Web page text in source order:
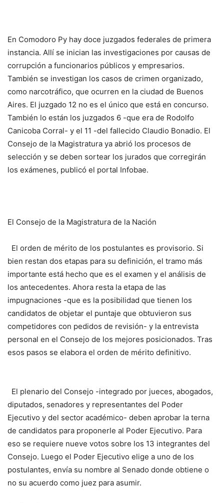
En Comodoro Py hay doce juzgados federales de primera
instancia. Allí se inician las investigaciones por causas de
corrupción a funcionarios públicos y empresarios.
También se investigan los casos de crimen organizado,
como narcotráfico, que ocurren en la ciudad de Buenos
Aires. El juzgado 12 no es el único que está en concurso.
También lo están los juzgados 6 -que era de Rodolfo
Canicoba Corral- y el 11 -del fallecido Claudio Bonadio. El
Consejo de la Magistratura ya abrió los procesos de
selección y se deben sortear los jurados que corregirán
los exámenes, publicó el portal Infobae.
El Consejo de la Magistratura de la Nación
El orden de mérito de los postulantes es provisorio. Si
bien restan dos etapas para su definición, el tramo más
importante está hecho que es el examen y el análisis de
los antecedentes. Ahora resta la etapa de las
impugnaciones -que es la posibilidad que tienen los
candidatos de objetar el puntaje que obtuvieron sus
competidores con pedidos de revisión- y la entrevista
personal en el Consejo de los mejores posicionados. Tras
esos pasos se elabora el orden de mérito definitivo.
El plenario del Consejo -integrado por jueces, abogados,
diputados, senadores y representantes del Poder
Ejecutivo y del sector académico- deben aprobar la terna
de candidatos para proponerle al Poder Ejecutivo. Para
eso se requiere nueve votos sobre los 13 integrantes del
Consejo. Luego el Poder Ejecutivo elige a uno de los
postulantes, envía su nombre al Senado donde obtiene o
no su acuerdo como juez para asumir.